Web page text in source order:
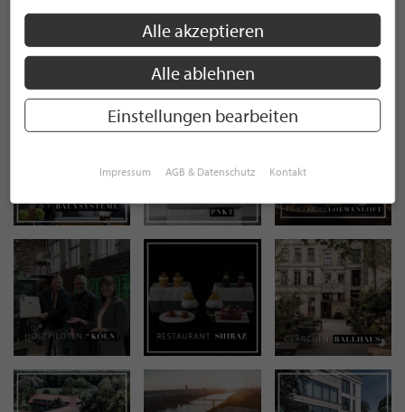
STILPUNKTE AUF
INSTAGRAM
Alle akzeptieren
Alle ablehnen
Einstellungen bearbeiten
Impressum AGB & Datenschutz Kontakt